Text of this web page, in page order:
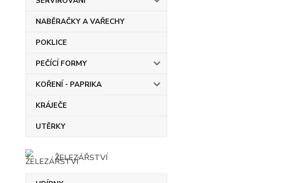
NABĚRAČKY A VAŘECHY
POKLICE
PEČÍCÍ FORMY
KOŘENÍ - PAPRIKA
KRÁJEČE
UTĚRKY
ŽELEZÁŘSTVÍ